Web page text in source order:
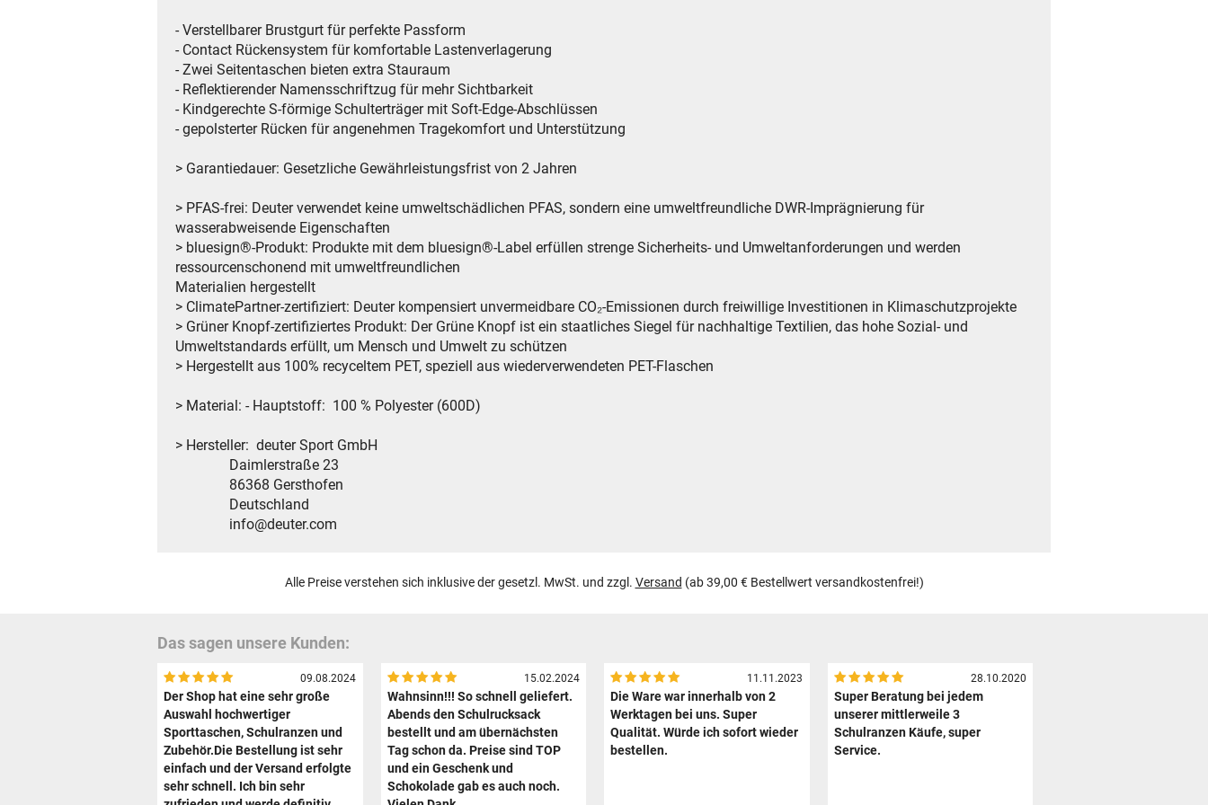
- Verstellbarer Brustgurt für perfekte Passform
- Contact Rückensystem für komfortable Lastenverlagerung
- Zwei Seitentaschen bieten extra Stauraum
- Reflektierender Namensschriftzug für mehr Sichtbarkeit
- Kindgerechte S-förmige Schulterträger mit Soft-Edge-Abschlüssen
- gepolsterter Rücken für angenehmen Tragekomfort und Unterstützung
> Garantiedauer: Gesetzliche Gewährleistungsfrist von 2 Jahren
> PFAS-frei: Deuter verwendet keine umweltschädlichen PFAS, sondern eine umweltfreundliche DWR-Imprägnierung für
wasserabweisende Eigenschaften
> bluesign®-Produkt: Produkte mit dem bluesign®-Label erfüllen strenge Sicherheits- und Umweltanforderungen und werden
ressourcenschonend mit umweltfreundlichen
Materialien hergestellt
> ClimatePartner-zertifiziert: Deuter kompensiert unvermeidbare CO₂-Emissionen durch freiwillige Investitionen in Klimaschutzprojekte
> Grüner Knopf-zertifiziertes Produkt: Der Grüne Knopf ist ein staatliches Siegel für nachhaltige Textilien, das hohe Sozial- und
Umweltstandards erfüllt, um Mensch und Umwelt zu schützen
> Hergestellt aus 100% recyceltem PET, speziell aus wiederverwendeten PET-Flaschen
> Material: - Hauptstoff: 100 % Polyester (600D)
> Hersteller: deuter Sport GmbH
Daimlerstraße 23
86368 Gersthofen
Deutschland
info@deuter.com
Alle Preise verstehen sich inklusive der gesetzl. MwSt. und zzgl. Versand (ab 39,00 € Bestellwert versandkostenfrei!)
Das sagen unsere Kunden:
09.08.2024
Der Shop hat eine sehr große
Auswahl hochwertiger
Sporttaschen, Schulranzen und
Zubehör.Die Bestellung ist sehr
einfach und der Versand erfolgte
sehr schnell. Ich bin sehr
15.02.2024
Wahnsinn!!! So schnell geliefert.
Abends den Schulrucksack
bestellt und am übernächsten
Tag schon da. Preise sind TOP
und ein Geschenk und
Schokolade gab es auch noch.
11.11.2023
Die Ware war innerhalb von 2
Werktagen bei uns. Super
Qualität. Würde ich sofort wieder
bestellen.
28.10.2020
Super Beratung bei jedem
unserer mittlerweile 3
Schulranzen Käufe, super
Service.